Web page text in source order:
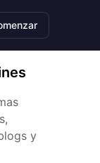
y